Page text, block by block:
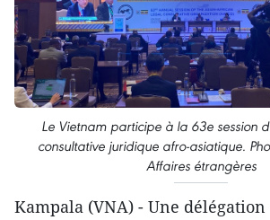
Le Vietnam participe à la 63e session
consultative juridique afro-asiatique.
Affaires étrangères
Kampala (VNA) - Une